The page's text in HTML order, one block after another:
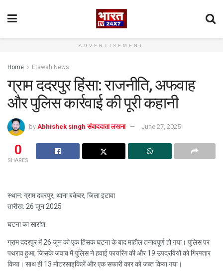
ADVERTISEMENT
Home Etawah News
ग्राम ददरपुर हिंसा: राजनीति, अफवाह
और पुलिस कार्रवाई की पूरी कहानी
by Abhishek singh संवाददाता लखना June 27, 2025
0
SHARES
स्थान: ग्राम ददरपुर, थाना बकेवर, जिला इटावा
तारीख: 26 जून 2025
घटना का सारांश:
ग्राम ददरपुर में 26 जून को एक हिंसक घटना के बाद माहौल तनावपूर्ण हो गया। पुलिस पर
पथराव हुआ, जिसके जवाब में पुलिस ने हवाई फायरिंग की और 19 उपद्रवियों को गिरफ्तार
किया। साथ ही 13 मोटरसाइकिलें और एक सफारी कार को जब्त किया गया।